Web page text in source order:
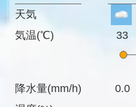
天気
気温(℃)
降水量(mm/h)
33
0.0